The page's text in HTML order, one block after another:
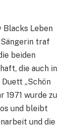
Blacks Leben
traf
beiden
die auch in
„Schön
1971 wurde zu
und bleibt
und die